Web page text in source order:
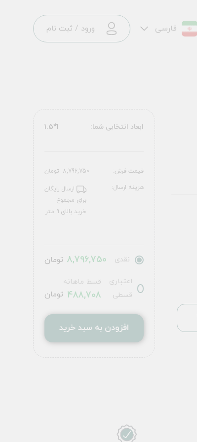
فارسی ورود / ثبت نام
ابعاد انتخابی شما: 1*1.5
قیمت فرش: 8,796,750 تومان
هزینه ارسال:
ارسال رایگان
برای مجموع
خرید بالای ۹ متر
نقدی 8,796,750 تومان
اعتباری
قسطی
قسط ماهانه
488,708 تومان
افزودن به سبد خرید